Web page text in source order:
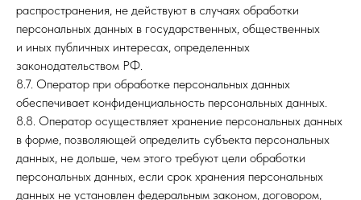
распространения, не действуют в случаях обработки
персональных данных в государственных, общественных
и иных публичных интересах, определенных
законодательством РФ.
8.7. Оператор при обработке персональных данных
обеспечивает конфиденциальность персональных данных.
8.8. Оператор осуществляет хранение персональных данных
в форме, позволяющей определить субъекта персональных
данных, не дольше, чем этого требуют цели обработки
персональных данных, если срок хранения персональных
данных не установлен федеральным законом, договором,
Получить консультацию
© stimul-kms.ru, 2024
Все права защищены.
*Организация «Meta» запрещена
конфиденциальности